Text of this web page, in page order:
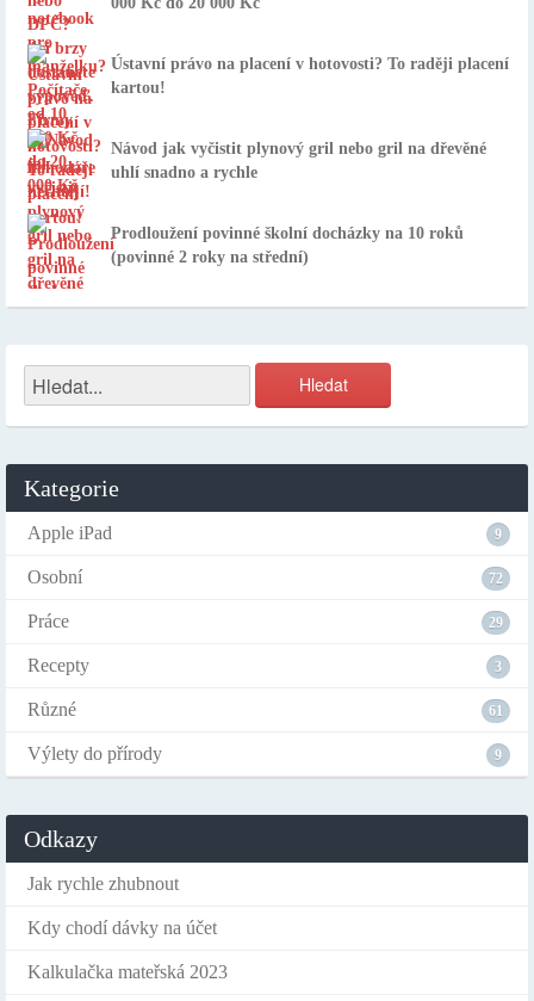
Ústavní právo na placení v hotovosti? To raději placení
kartou!
Návod jak vyčistit plynový gril nebo gril na dřevěné
uhlí snadno a rychle
Prodloužení povinné školní docházky na 10 roků
(povinné 2 roky na střední)
Kategorie
Apple iPad 9
Osobní 72
Práce 29
Recepty 3
Různé 61
Výlety do přírody 9
Odkazy
Jak rychle zhubnout
Kdy chodí dávky na účet
Kalkulačka mateřská 2023